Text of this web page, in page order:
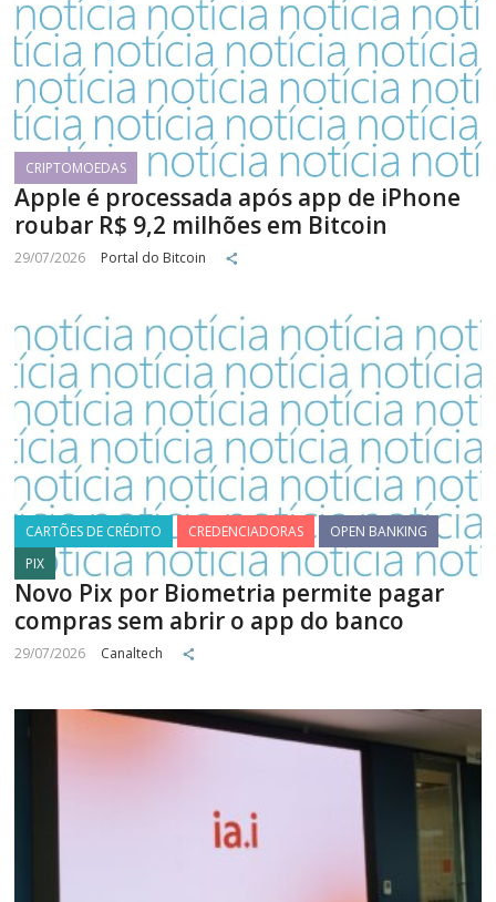
CRIPTOMOEDAS
Apple é processada após app de iPhone
roubar R$ 9,2 milhões em Bitcoin
29/07/2026 Portal do Bitcoin
CARTÕES DE CRÉDITO CREDENCIADORAS
OPEN BANKING
PIX
Novo Pix por Biometria permite pagar
compras sem abrir o app do banco
29/07/2026 Canaltech